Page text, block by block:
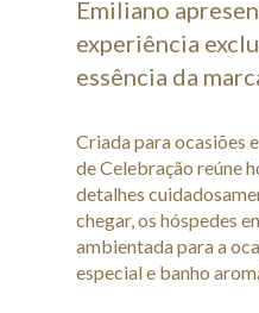
Emiliano
experiência
essência da
Criada para ocasiões
de Celebração reúne
detalhes
chegar, os hóspedes
ambientada para a
especial e banho